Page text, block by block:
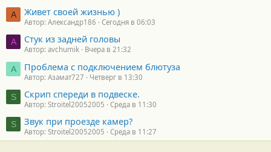
А Живет своей жизнью )
Автор: Александр186 Сегодня в 06:03
A Стук из задней головы
Автор: avchumik Вчера в 21:32
А Проблема с подключением блютуза
Автор: Азамат727 Четверг в 13:30
S Скрип спереди в подвеске.
Автор: Stroitel20052005 Среда в 11:30
S Звук при проезде камер?
Автор: Stroitel20052005 Среда в 11:27